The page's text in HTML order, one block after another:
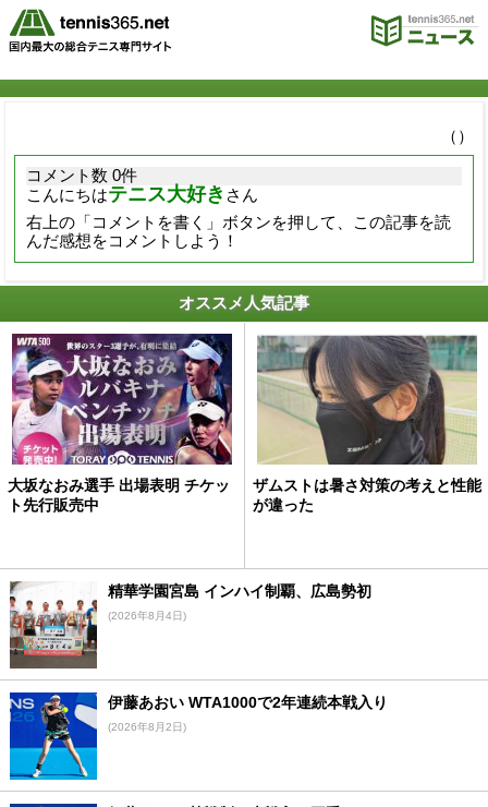
（）
コメント数 0件
こんにちはテニス大好き さん
右上の「コメントを書く」ボタンを押して、この記事を読
んだ感想をコメントしよう！
オススメ人気記事
大坂なおみ選手 出場表明 チケッ
ト先行販売中
ザムストは暑さ対策の考えと性能
が違った
精華学園宮島 インハイ制覇、広島勢初
(2026年8月4日)
伊藤あおい WTA1000で2年連続本戦入り
(2026年8月2日)